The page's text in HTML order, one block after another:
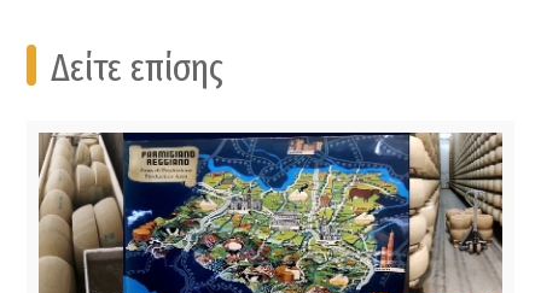
Δείτε επίσης